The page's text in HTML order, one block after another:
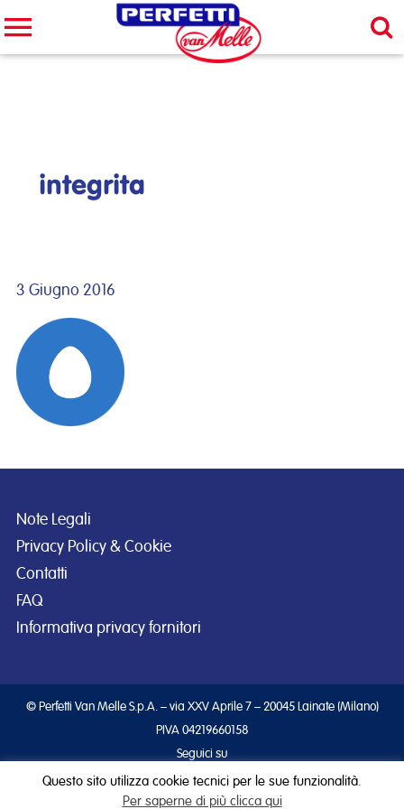
Cerca nel sito
integrita
3 Giugno 2016
Note Legali
Privacy Policy & Cookie
Contatti
FAQ
Informativa privacy fornitori
© Perfetti Van Melle S.p.A. – via XXV Aprile 7 – 20045 Lainate (Milano)
PIVA 04219660158
Seguici su
Questo sito utilizza cookie tecnici per le sue funzionalità.
Per saperne di più clicca qui